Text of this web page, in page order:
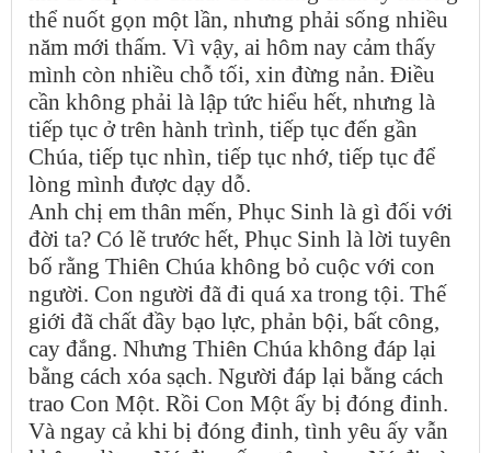
thể nuốt gọn một lần, nhưng phải sống nhiều
năm mới thấm. Vì vậy, ai hôm nay cảm thấy
mình còn nhiều chỗ tối, xin đừng nản. Điều
cần không phải là lập tức hiểu hết, nhưng là
tiếp tục ở trên hành trình, tiếp tục đến gần
Chúa, tiếp tục nhìn, tiếp tục nhớ, tiếp tục để
lòng mình được dạy dỗ.
Anh chị em thân mến, Phục Sinh là gì đối với
đời ta? Có lẽ trước hết, Phục Sinh là lời tuyên
bố rằng Thiên Chúa không bỏ cuộc với con
người. Con người đã đi quá xa trong tội. Thế
giới đã chất đầy bạo lực, phản bội, bất công,
cay đắng. Nhưng Thiên Chúa không đáp lại
bằng cách xóa sạch. Người đáp lại bằng cách
trao Con Một. Rồi Con Một ấy bị đóng đinh.
Và ngay cả khi bị đóng đinh, tình yêu ấy vẫn